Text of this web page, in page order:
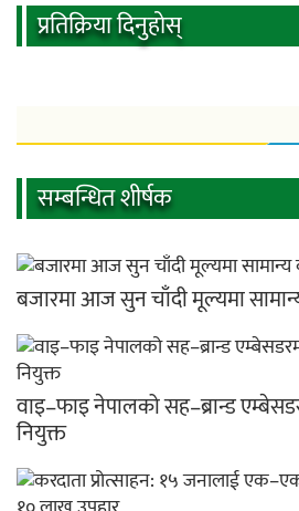
प्रतिक्रिया दिनुहोस्
सम्बन्धित शीर्षक
बजारमा आज सुन चाँदी मूल्यमा
वाइ–फाइ नेपालको सह–ब्रान्ड
नियुक्त